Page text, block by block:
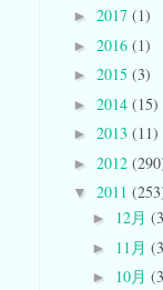
► 2017 (1)
► 2016 (1)
► 2015 (3)
► 2014 (15)
► 2013 (11)
► 2012
▼ 2011
► 12月
► 11月
► 10月